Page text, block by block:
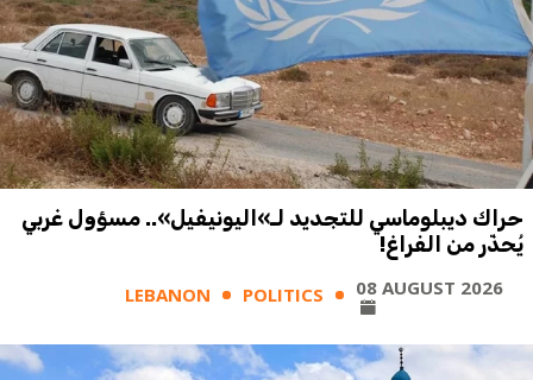
حراك ديبلوماسي للتجديد لـ»اليونيفيل».. مسؤول غربي
يُحذّر من الفراغ!
LEBANON POLITICS 08 AUGUST 2026